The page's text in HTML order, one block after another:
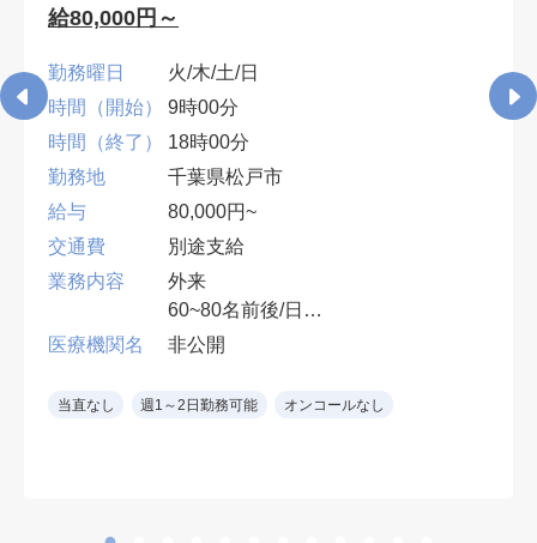
給80,000円～
勤務曜日
火/木/土/日
時間（開始）
9時00分
時間（終了）
18時00分
勤務地
千葉県松戸市
給与
80,000円~
交通費
別途支給
業務内容
外来
60~80名前後/日
１診制
鏡処方）
医療機関名 非公開
当直なし 週1～2日勤務可能 オンコールなし